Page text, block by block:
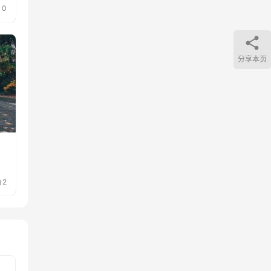
0
2
分享本页